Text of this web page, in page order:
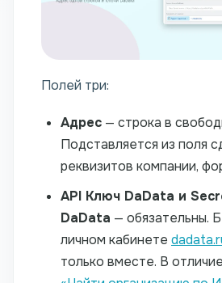
Полей три:
Адрес — строка в
Подставляется из поля
реквизитов компании,
API Ключ DaData и
DaData — обязательны.
личном кабинете
только вместе. В